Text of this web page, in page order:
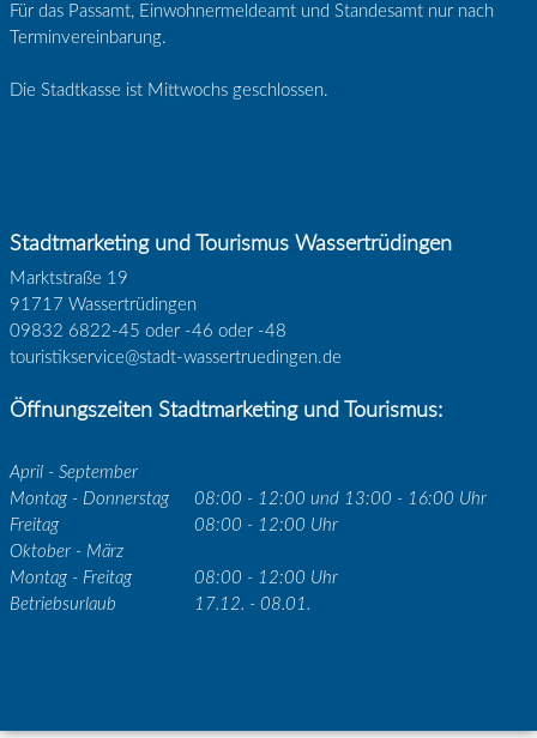
Für das Passamt, Einwohnermeldeamt und Standesamt nur nach
Terminvereinbarung.
Die Stadtkasse ist Mittwochs geschlossen.
Stadtmarketing und Tourismus Wassertrüdingen
Marktstraße 19
91717 Wassertrüdingen
09832 6822-45 oder -46 oder -48
touristikservice@stadt-wassertruedingen.de
Öffnungszeiten Stadtmarketing und Tourismus:
April - September
Montag - Donnerstag
08:00 - 12:00 und 13:00 - 16:00 Uhr
Freitag
08:00 - 12:00 Uhr
Oktober - März
Montag - Freitag
08:00 - 12:00 Uhr
Betriebsurlaub
17.12. - 08.01.